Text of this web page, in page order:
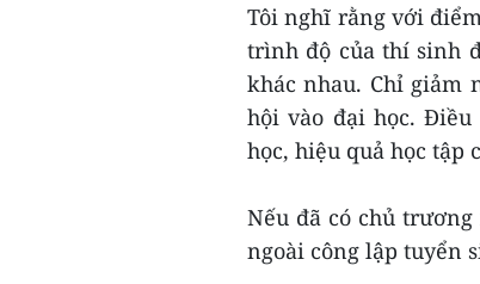
Tôi nghĩ rằng với
trình độ của thí sinh
khác nhau. Chỉ giảm
hội vào đại học.
học, hiệu quả học tập
Nếu đã có chủ
ngoài công lập tuyển